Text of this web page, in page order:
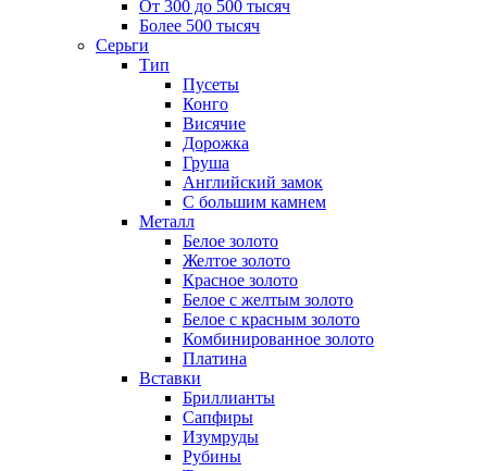
От 300 до 500 тысяч
Более 500 тысяч
Серьги
Тип
Пусеты
Конго
Висячие
Дорожка
Груша
Английский замок
С большим камнем
Металл
Белое золото
Желтое золото
Красное золото
Белое с желтым золото
Белое с красным золото
Комбинированное золото
Платина
Вставки
Бриллианты
Сапфиры
Изумруды
Рубины